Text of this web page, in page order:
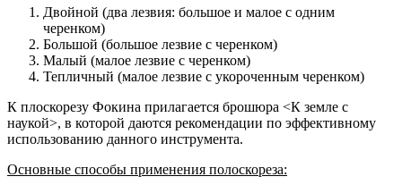
Двойной (два лезвия: большое и малое с одним
черенком)
Большой (большое лезвие с черенком)
Малый (малое лезвие с черенком)
Тепличный (малое лезвие с укороченным черенком)
К плоскорезу Фокина прилагается брошюра <К земле с
наукой>, в которой даются рекомендации по эффективному
использованию данного инструмента.
Основные способы применения полоскореза: